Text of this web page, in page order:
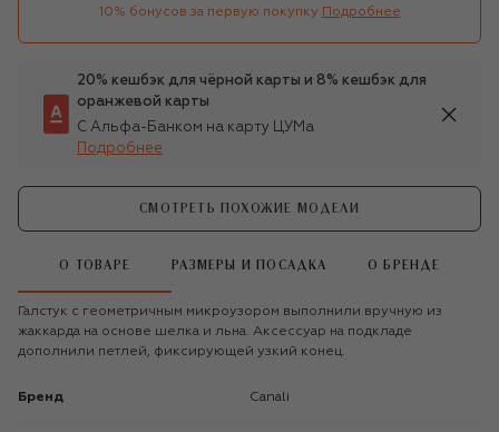
10% бонусов за первую покупку Подробнее
20% кешбэк для чёрной карты и 8% кешбэк для
оранжевой карты
С Альфа-Банком на карту ЦУМа
Подробнее
СМОТРЕТЬ ПОХОЖИЕ МОДЕЛИ
О ТОВАРЕ РАЗМЕРЫ И ПОСАДКА О БРЕНДЕ
Галстук с геометричным микроузором выполнили вручную из
жаккарда на основе шелка и льна. Аксессуар на подкладе
дополнили петлей, фиксирующей узкий конец.
Бренд Canali